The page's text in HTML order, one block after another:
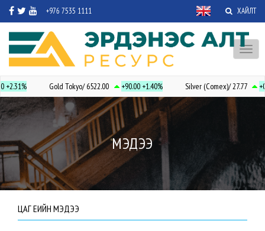
+976 7535 1111 ХАЙЛТ
+2.31% Gold Tokyo/ 6522.00 +90.00+1.40% Silver (Comex)/ 27.77
МЭДЭЭ
ЦАГ ҮЕИЙН МЭДЭЭ